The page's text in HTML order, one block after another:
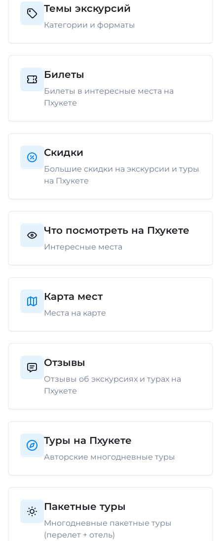
Темы экскурсий
Категории и форматы
Билеты
Билеты в интересные места на
Пхукете
Скидки
Большие скидки на экскурсии и туры
на Пхукете
Что посмотреть на Пхукете
Интересные места
Карта мест
Места на карте
Отзывы
Отзывы об экскурсиях и турах на
Пхукете
Туры на Пхукете
Авторские многодневные туры
Пакетные туры
Многодневные пакетные туры
(перелет + отель)